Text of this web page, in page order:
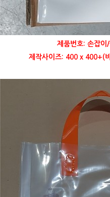
제품번호: 손잡이
제작사이즈: 400 x 400+(